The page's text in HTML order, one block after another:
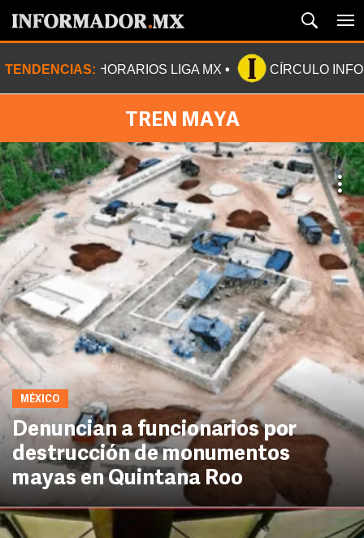
TENDENCIAS: HORARIOS LIGA MX CÍRCULO
TREN MAYA
MÉXICO
Denuncian a funcionarios por
destrucción de monumentos
mayas en Quintana Roo